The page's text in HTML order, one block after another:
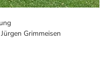
Jürgen Grimmeisen